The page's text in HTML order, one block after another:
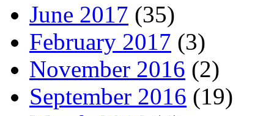
June 2017 (35)
February 2017 (3)
November 2016 (2)
September 2016 (19)